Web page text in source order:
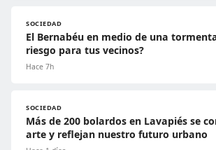
SOCIEDAD
El Bernabéu en medio de una
riesgo para tus vecinos?
Hace 7h
SOCIEDAD
Más de 200 bolardos en Lavapiés se
arte y reflejan nuestro futuro urbano